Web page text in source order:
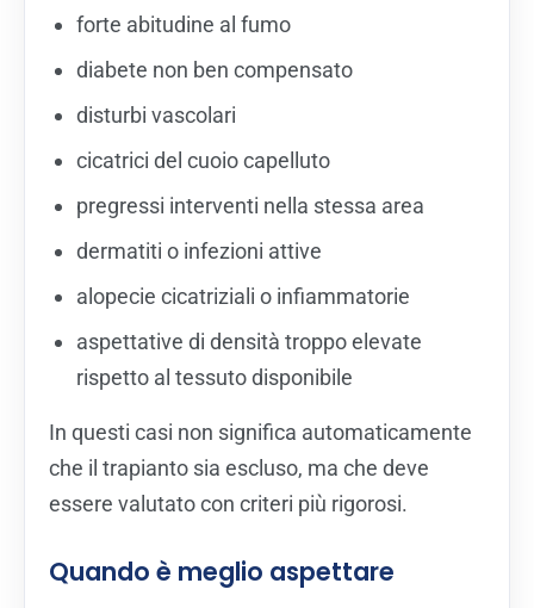
forte abitudine al fumo
diabete non ben compensato
disturbi vascolari
cicatrici del cuoio capelluto
pregressi interventi nella stessa area
dermatiti o infezioni attive
alopecie cicatriziali o infiammatorie
aspettative di densità troppo elevate
rispetto al tessuto disponibile
In questi casi non significa automaticamente
che il trapianto sia escluso, ma che deve
essere valutato con criteri più rigorosi.
Quando è meglio aspettare